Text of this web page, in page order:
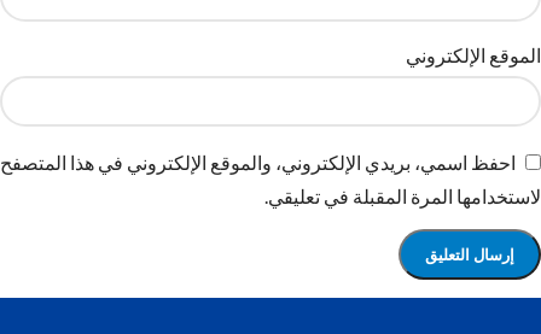
الموقع الإلكتروني
احفظ اسمي، بريدي الإلكتروني، والموقع الإلكتروني في هذا المتصفح
لاستخدامها المرة المقبلة في تعليقي.